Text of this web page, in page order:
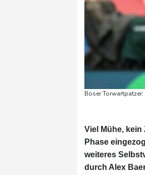
Böser
Viel Mühe,
Phase
weiteres
durch Alex